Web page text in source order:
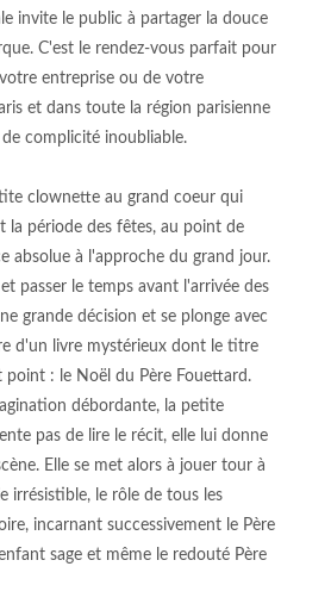
invite le public à partager la douce
C'est le rendez-vous parfait pour
entreprise ou de votre
et dans toute la région parisienne
complicité inoubliable.
clownette au grand coeur qui
la période des fêtes, au point de
absolue à l'approche du grand jour.
passer le temps avant l'arrivée des
grande décision et se plonge avec
d'un livre mystérieux dont le titre
point : le Noël du Père Fouettard.
débordante, la petite
pas de lire le récit, elle lui donne
Elle se met alors à jouer tour à
irrésistible, le rôle de tous les
incarnant successivement le Père
sage et même le redouté Père